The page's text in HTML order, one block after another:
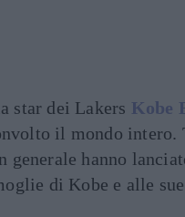
star dei Lakers Kobe
il mondo
hanno
di Kobe e alle